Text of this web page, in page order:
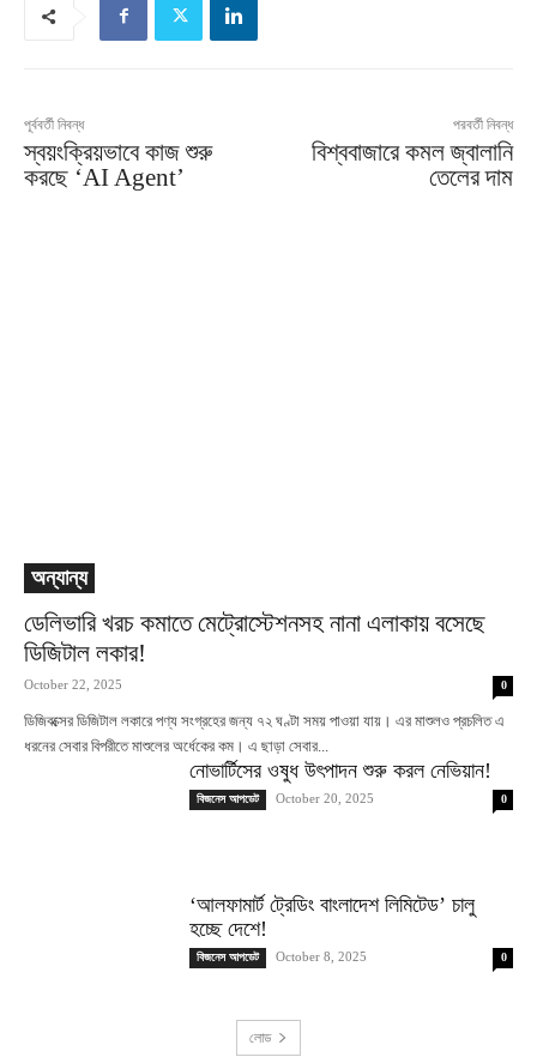
পূর্ববর্তী নিবন্ধ
স্বয়ংক্রিয়ভাবে কাজ শুরু
করছে ‘AI Agent’
পরবর্তী নিবন্ধ
বিশ্ববাজারে কমল জ্বালানি
তেলের দাম
অন্যান্য
ডেলিভারি খরচ কমাতে মেট্রোস্টেশনসহ নানা এলাকায় বসেছে
ডিজিটাল লকার!
October 22, 2025 0
ডিজিবক্সের ডিজিটাল লকারে পণ্য সংগ্রহের জন্য ৭২ ঘণ্টা সময় পাওয়া যায়। এর মাশুলও প্রচলিত এ
ধরনের সেবার বিপরীতে মাশুলের অর্ধেকের কম। এ ছাড়া সেবার...
নোভার্টিসের ওষুধ উৎপাদন শুরু করল নেভিয়ান!
বিজনেস আপডেট October 20, 2025 0
‘আলফামার্ট ট্রেডিং বাংলাদেশ লিমিটেড’ চালু
হচ্ছে দেশে!
বিজনেস আপডেট October 8, 2025 0
লোড